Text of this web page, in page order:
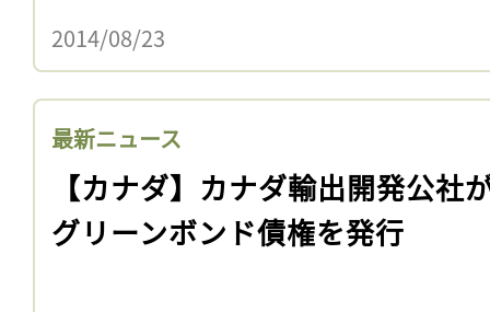
2014/08/23
最新ニュース
【カナダ】カナダ輸出開発公社
グリーンボンド債権を発行